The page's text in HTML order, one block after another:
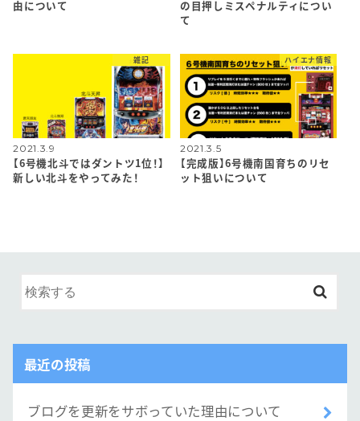
由について
の目押しミスペナルティについ
て
雑記
2021.3.9
【6号機北斗ではダントツ1位！】
新しい北斗をやってみた！
ハイエナ情報
2021.3.5
【完成版】6号機南国育ちのリセ
ット狙いについて
最近の投稿
ブログを更新をサボっていた理由について